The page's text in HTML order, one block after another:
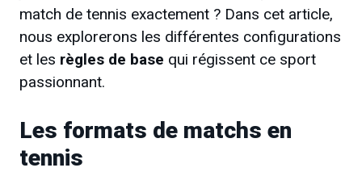
match de tennis exactement ? Dans cet article,
nous explorerons les différentes configurations
et les règles de base qui régissent ce sport
passionnant.
Les formats de matchs en
tennis